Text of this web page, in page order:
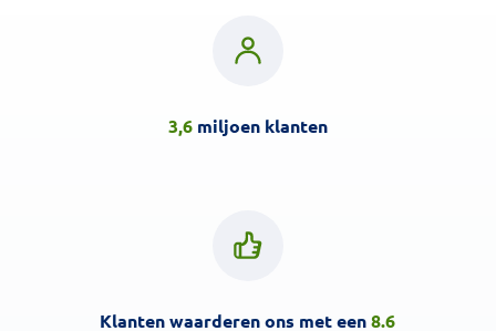
3,6miljoen klanten
Klanten waarderen ons met een8.6